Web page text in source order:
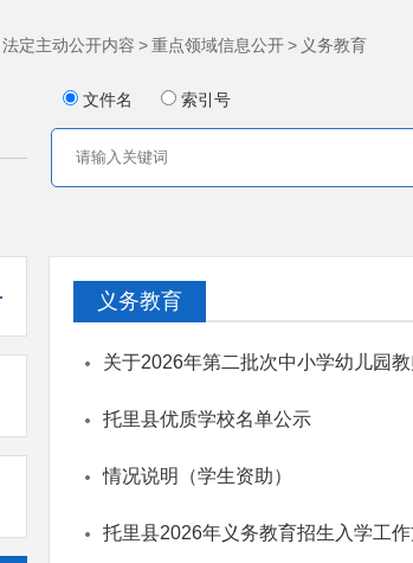
法定主动公开内容 >重点领域信息公开> 义务教育
文件名 索引号
义务教育
关于2026年第二批次中小学幼儿园
托里县优质学校名单公示
情况说明（学生资助）
托里县2026年义务教育招生入学工